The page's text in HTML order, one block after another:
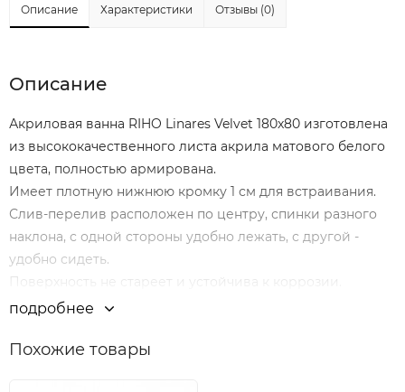
Описание Характеристики Отзывы (0)
Описание
Акриловая ванна RIHO Linares Velvet 180x80 изготовлена
из высококачественного листа акрила матового белого
цвета, полностью армирована.
Имеет плотную нижнюю кромку 1 см для встраивания.
Слив-перелив расположен по центру, спинки разного
наклона, с одной стороны удобно лежать, с другой -
удобно сидеть.
Поверхность не стареет и устойчива к коррозии.
Материал непористый и гладкий, поэтому на нём не
ванны легко очищается.
подробнее
Похожие товары